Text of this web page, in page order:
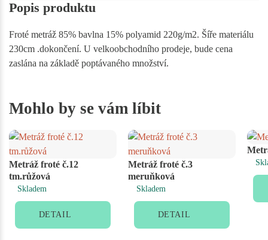
Popis produktu
Froté metráž 85% bavlna 15% polyamid 220g/m2. Šíře materiálu
230cm .dokončení. U velkoobchodního prodeje, bude cena
zaslána na základě poptávaného množství.
Mohlo by se vám líbit
Metráž froté č.12
tm.růžová
Skladem
DETAIL
Metráž froté č.3
meruňková
Skladem
DETAIL